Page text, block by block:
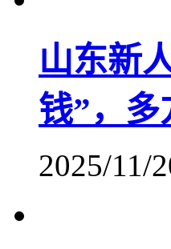
山东新
钱”，多
2025/11/